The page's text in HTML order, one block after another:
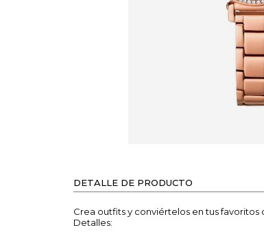
DETALLE DE PRODUCTO
Crea outfits y conviértelos en tus
Detalles: